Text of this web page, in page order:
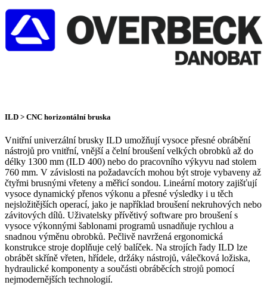
ILD > CNC horizontální bruska
Vnitřní univerzální brusky ILD umožňují vysoce přesné obrábění
nástrojů pro vnitřní, vnější a čelní broušení velkých obrobků až do
délky 1300 mm (ILD 400) nebo do pracovního výkyvu nad stolem
760 mm. V závislosti na požadavcích mohou být stroje vybaveny až
čtyřmi brusnými vřeteny a měřicí sondou. Lineární motory zajišťují
vysoce dynamický přenos výkonu a přesné výsledky i u těch
nejsložitějších operací, jako je například broušení nekruhových nebo
závitových dílů. Uživatelsky přívětivý software pro broušení s
vysoce výkonnými šablonami programů usnadňuje rychlou a
snadnou výměnu obrobků. Pečlivě navržená ergonomická
konstrukce stroje doplňuje celý balíček. Na strojích řady ILD lze
obrábět skříně vřeten, hřídele, držáky nástrojů, válečková ložiska,
hydraulické komponenty a součásti obráběcích strojů pomocí
nejmodernějších technologií.